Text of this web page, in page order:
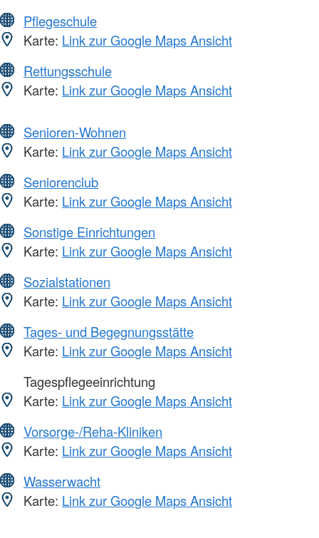
Pflegeschule
Karte: Link zur Google Maps Ansicht
Rettungsschule
Karte: Link zur Google Maps Ansicht
Senioren-Wohnen
Karte: Link zur Google Maps Ansicht
Seniorenclub
Karte: Link zur Google Maps Ansicht
Sonstige Einrichtungen
Karte: Link zur Google Maps Ansicht
Sozialstationen
Karte: Link zur Google Maps Ansicht
Tages- und Begegnungsstätte
Karte: Link zur Google Maps Ansicht
Tagespflegeeinrichtung
Karte: Link zur Google Maps Ansicht
Vorsorge-/Reha-Kliniken
Karte: Link zur Google Maps Ansicht
Wasserwacht
Karte: Link zur Google Maps Ansicht